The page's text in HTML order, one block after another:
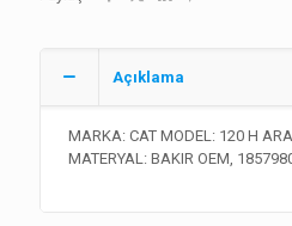
Açıklama
MARKA: CAT MODEL: 120 H
MATERYAL: BAKIR OEM,